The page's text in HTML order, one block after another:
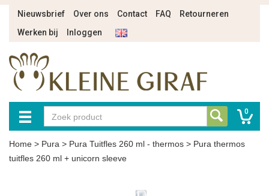
Nieuwsbrief Over ons Contact FAQ
Retourneren
Werken bij
Inloggen
0
Home > Pura > Pura Tuitfles 260 ml - thermos > Pura thermos
tuitfles 260 ml + unicorn sleeve